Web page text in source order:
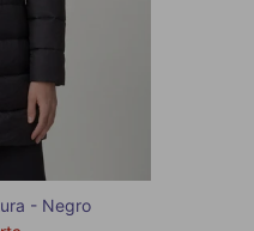
- Negro